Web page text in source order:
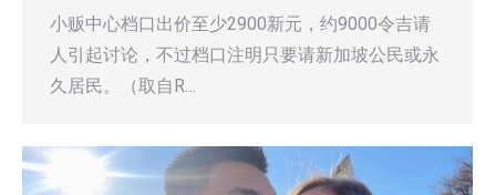
小贩中心档口出价至少2900新元，约9000令吉请
人引起讨论，不过档口注明只要请新加坡公民或永
久居民。（取自R…